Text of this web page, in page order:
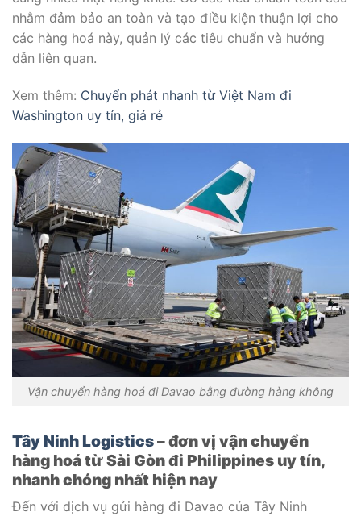
nhằm đảm bảo an toàn và tạo điều kiện thuận lợi cho
các hàng hoá này, quản lý các tiêu chuẩn và hướng
dẫn liên quan.
Xem thêm: Chuyển phát nhanh từ Việt Nam đi
Washington uy tín, giá rẻ
Vận chuyển hàng hoá đi Davao bằng đường hàng không
Tây Ninh Logistics– đơn vị vận chuyển
hàng hoá từ Sài Gòn đi Philippines uy tín,
nhanh chóng nhất hiện nay
Đến với dịch vụ gửi hàng đi Davao của Tây Ninh